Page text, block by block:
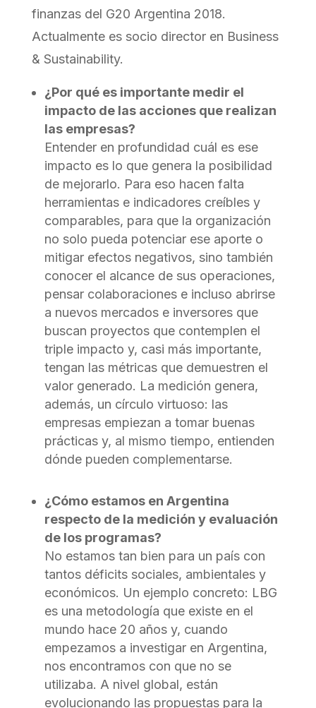
finanzas del G20 Argentina 2018.
Actualmente es socio director en Business
& Sustainability.
¿Por qué es importante medir el
impacto de las acciones que realizan
las empresas?
Entender en profundidad cuál es ese
impacto es lo que genera la posibilidad
de mejorarlo. Para eso hacen falta
herramientas e indicadores creíbles y
comparables, para que la organización
no solo pueda potenciar ese aporte o
mitigar efectos negativos, sino también
conocer el alcance de sus operaciones,
pensar colaboraciones e incluso abrirse
a nuevos mercados e inversores que
buscan proyectos que contemplen el
triple impacto y, casi más importante,
tengan las métricas que demuestren el
valor generado. La medición genera,
además, un círculo virtuoso: las
empresas empiezan a tomar buenas
prácticas y, al mismo tiempo, entienden
dónde pueden complementarse.
¿Cómo estamos en Argentina
respecto de la medición y evaluación
de los programas?
No estamos tan bien para un país con
tantos déficits sociales, ambientales y
económicos. Un ejemplo concreto: LBG
es una metodología que existe en el
mundo hace 20 años y, cuando
empezamos a investigar en Argentina,
nos encontramos con que no se
utilizaba. A nivel global, están
evolucionando las propuestas para la